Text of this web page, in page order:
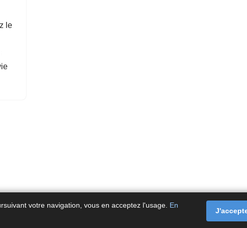
le
votre navigation, vous en acceptez l'usage. En